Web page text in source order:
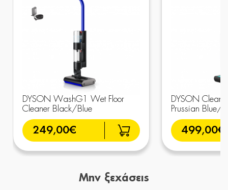
DYSON WashG1 Wet Floor
Cleaner Black/Blue
249,00€
DYSON
Prussian Blue/
499,00€
Μην ξεχάσεις